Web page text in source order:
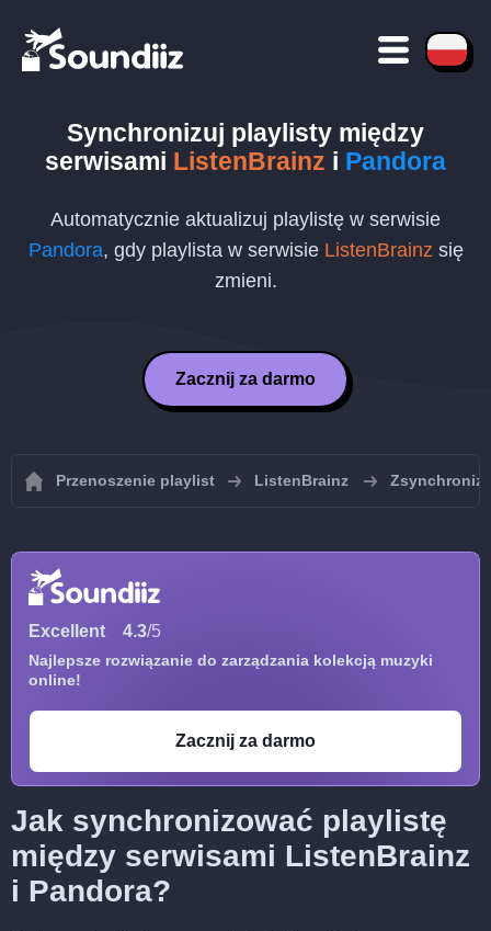
Synchronizuj playlisty między
serwisami ListenBrainz i Pandora
Automatycznie aktualizuj playlistę w serwisie
Pandora, gdy playlista w serwisie ListenBrainz się
zmieni.
Zacznij za darmo
Przenoszenie playlist ListenBrainz
Excellent 4.3/5
Najlepsze rozwiązanie do zarządzania kolekcją muzyki
online!
Zacznij za darmo
Jak synchronizować playlistę
między serwisami ListenBrainz
i Pandora?